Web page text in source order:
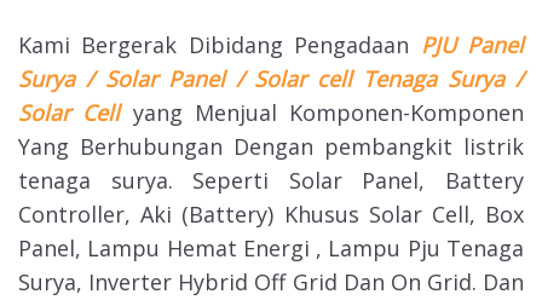
Kami Bergerak Dibidang Pengadaan PJU Panel
Surya / Solar Panel / Solar cell Tenaga Surya /
Solar Cell yang Menjual Komponen-Komponen
Yang Berhubungan Dengan pembangkit listrik
tenaga surya. Seperti Solar Panel, Battery
Controller, Aki (Battery) Khusus Solar Cell, Box
Panel, Lampu Hemat Energi , Lampu Pju Tenaga
Surya, Inverter Hybrid Off Grid Dan On Grid. Dan